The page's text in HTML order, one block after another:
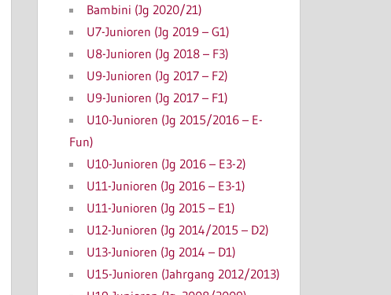
Bambini (Jg 2020/21)
U7-Junioren (Jg 2019 – G1)
U8-Junioren (Jg 2018 – F3)
U9-Junioren (Jg 2017 – F2)
U9-Junioren (Jg 2017 – F1)
U10-Junioren (Jg 2015/2016 – E-
Fun)
U10-Junioren (Jg 2016 – E3-2)
U11-Junioren (Jg 2016 – E3-1)
U11-Junioren (Jg 2015 – E1)
U12-Junioren (Jg 2014/2015 – D2)
U13-Junioren (Jg 2014 – D1)
U15-Junioren (Jahrgang 2012/2013)